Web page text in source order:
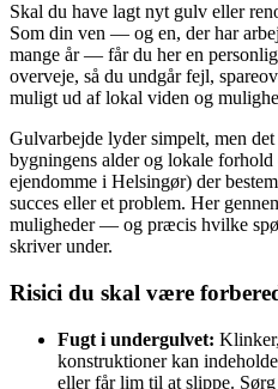
Skal du have lagt nyt gulv eller
Som din ven — og en, der har
mange år — får du her en
overveje, så du undgår fejl,
muligt ud af lokal viden og
Gulvarbejde lyder simpelt, men
bygningens alder og lokale
ejendomme i Helsingør) der
succes eller et problem. Her
muligheder — og præcis hvilke
skriver under.
Risici du skal være
Fugt i undergulvet:
konstruktioner kan
eller får lim til at slippe.